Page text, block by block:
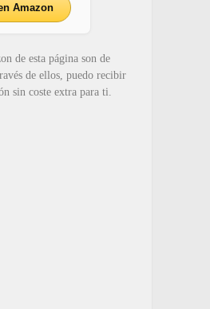
Amazon
de esta página son de
de ellos, puedo recibir
sin coste extra para ti.